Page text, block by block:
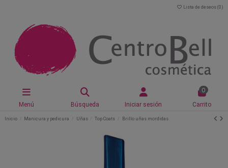
Lista de deseos (0 )
Menú Búsqueda Iniciar sesión
0
Carrito
Inicio Manicura y pedicura Uñas Top Coats Brillo uñas mordidas